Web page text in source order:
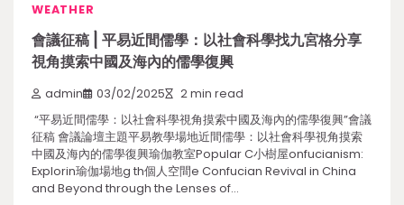
WEATHER
會議征稿 | 平易近間儒學：以社會科學找九宮格分享
視角摸索中國及海內的儒學復興
admin 03/02/2025 2 min read
“平易近間儒學：以社會科學視角摸索中國及海內的儒學復興”會議
征稿 會議論壇主題平易教學場地近間儒學：以社會科學視角摸索
中國及海內的儒學復興瑜伽教室Popular C小樹屋onfucianism:
Explorin瑜伽場地g th個人空間e Confucian Revival in China
and Beyond through the Lenses of…